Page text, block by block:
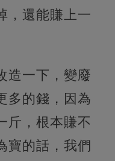
，還能賺上一
造一下， 變廢
多的錢，因為
斤，根本賺不
寶的話，我們